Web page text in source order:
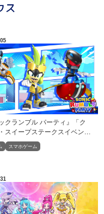
ス
スマホゲーム
クランブル パーティ』「ク
スイープステークスイベン
！